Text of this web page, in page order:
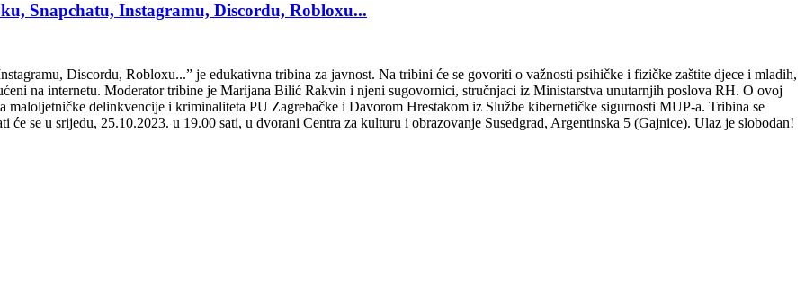
Snapchatu, Instagramu, Discordu, Robloxu...
Discordu, Robloxu...” je edukativna tribina za javnost. Na tribini će se govoriti o važnosti psihičke i fizičke zaštite djece i mladih,
na internetu. Moderator tribine je Marijana Bilić Rakvin i njeni sugovornici, stručnjaci iz Ministarstva unutarnjih poslova RH. O ovoj
delinkvencije i kriminaliteta PU Zagrebačke i Davorom Hrestakom iz Službe kibernetičke sigurnosti MUP-a. Tribina se
se u srijedu, 25.10.2023. u 19.00 sati, u dvorani Centra za kulturu i obrazovanje Susedgrad, Argentinska 5 (Gajnice). Ulaz je slobodan!